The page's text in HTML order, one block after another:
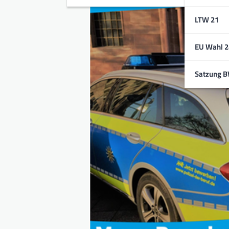
LTW 21
EU Wahl
Satzung